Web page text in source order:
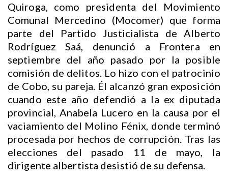
Quiroga, como presidenta del Movimiento
Comunal Mercedino (Mocomer) que forma
parte del Partido Justicialista de Alberto
Rodríguez Saá, denunció a Frontera en
septiembre del año pasado por la posible
comisión de delitos. Lo hizo con el patrocinio
de Cobo, su pareja. Él alcanzó gran exposición
cuando este año defendió a la ex diputada
provincial, Anabela Lucero en la causa por el
vaciamiento del Molino Fénix, donde terminó
procesada por hechos de corrupción. Tras las
elecciones del pasado 11 de mayo, la
dirigente albertista desistió de su defensa.